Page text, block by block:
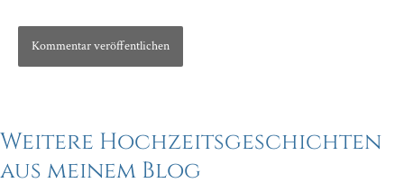
Weitere Hochzeitsgeschichten
aus meinem Blog